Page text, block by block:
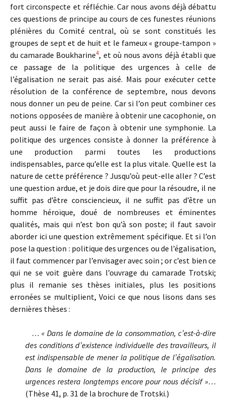
fort circonspecte et réfléchie. Car nous avons déjà débattu
ces questions de principe au cours de ces funestes réunions
plénières du Comité central, où se sont constitués les
groupes de sept et de huit et le fameux « groupe-tampon »
du camarade Boukharine4, et où nous avons déjà établi que
ce passage de la politique des urgences à celle de
l’égalisation ne serait pas aisé. Mais pour exécuter cette
résolution de la conférence de septembre, nous devons
nous donner un peu de peine. Car si l’on peut combiner ces
notions opposées de manière à obtenir une cacophonie, on
peut aussi le faire de façon à obtenir une symphonie. La
politique des urgences consiste à donner la préférence à
une production parmi toutes les productions
indispensables, parce qu’elle est la plus vitale. Quelle est la
nature de cette préférence ? Jusqu’où peut-elle aller ? C’est
une question ardue, et je dois dire que pour la résoudre, il ne
suffit pas d’être consciencieux, il ne suffit pas d’être un
homme héroïque, doué de nombreuses et éminentes
qualités, mais qui n’est bon qu’à son poste; il faut savoir
aborder ici une question extrêmement spécifique. Et si l’on
pose la question : politique des urgences ou de l’égalisation,
il faut commencer par l’envisager avec soin ; or c’est bien ce
qui ne se voit guère dans l’ouvrage du camarade Trotski;
plus il remanie ses thèses initiales, plus les positions
erronées se multiplient, Voici ce que nous lisons dans ses
dernières thèses :
… « Dans le domaine de la consommation, c’est-à-dire
des conditions d’existence individuelle des travailleurs, il
est indispensable de mener la politique de l’égalisation.
Dans le domaine de la production, le principe des
urgences restera longtemps encore pour nous décisif »…
(Thèse 41, p. 31 de la brochure de Trotski.)